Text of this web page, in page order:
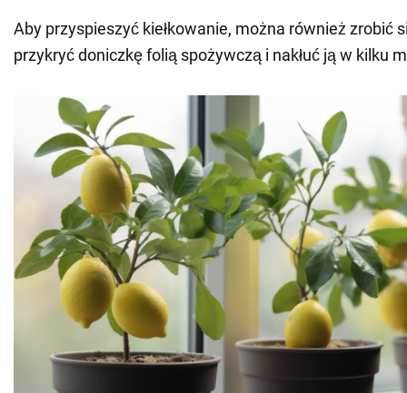
Aby przyspieszyć kiełkowanie, można również zrobić
przykryć doniczkę folią spożywczą i nakłuć ją w kilku